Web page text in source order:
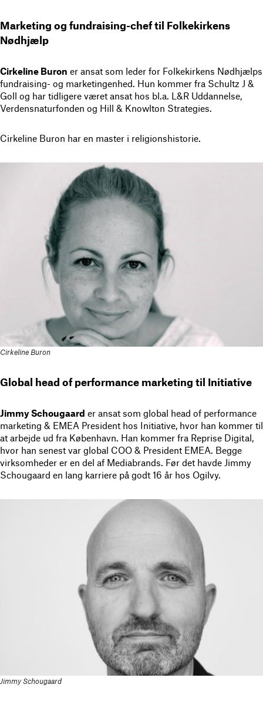
Marketing og fundraising-chef til Folkekirkens
Nødhjælp
Cirkeline Buron er ansat som leder for Folkekirkens Nødhjælps
fundraising- og marketingenhed. Hun kommer fra Schultz J &
Goll og har tidligere været ansat hos bl.a. L&R Uddannelse,
Verdensnaturfonden og Hill & Knowlton Strategies.
Cirkeline Buron har en master i religionshistorie.
Cirkeline Buron
Global head of performance marketing til Initiative
Jimmy Schougaard er ansat som global head of performance
marketing & EMEA President hos Initiative, hvor han kommer til
at arbejde ud fra København. Han kommer fra Reprise Digital,
hvor han senest var global COO & President EMEA. Begge
virksomheder er en del af Mediabrands. Før det havde Jimmy
Schougaard en lang karriere på godt 16 år hos Ogilvy.
Jimmy Schougaard